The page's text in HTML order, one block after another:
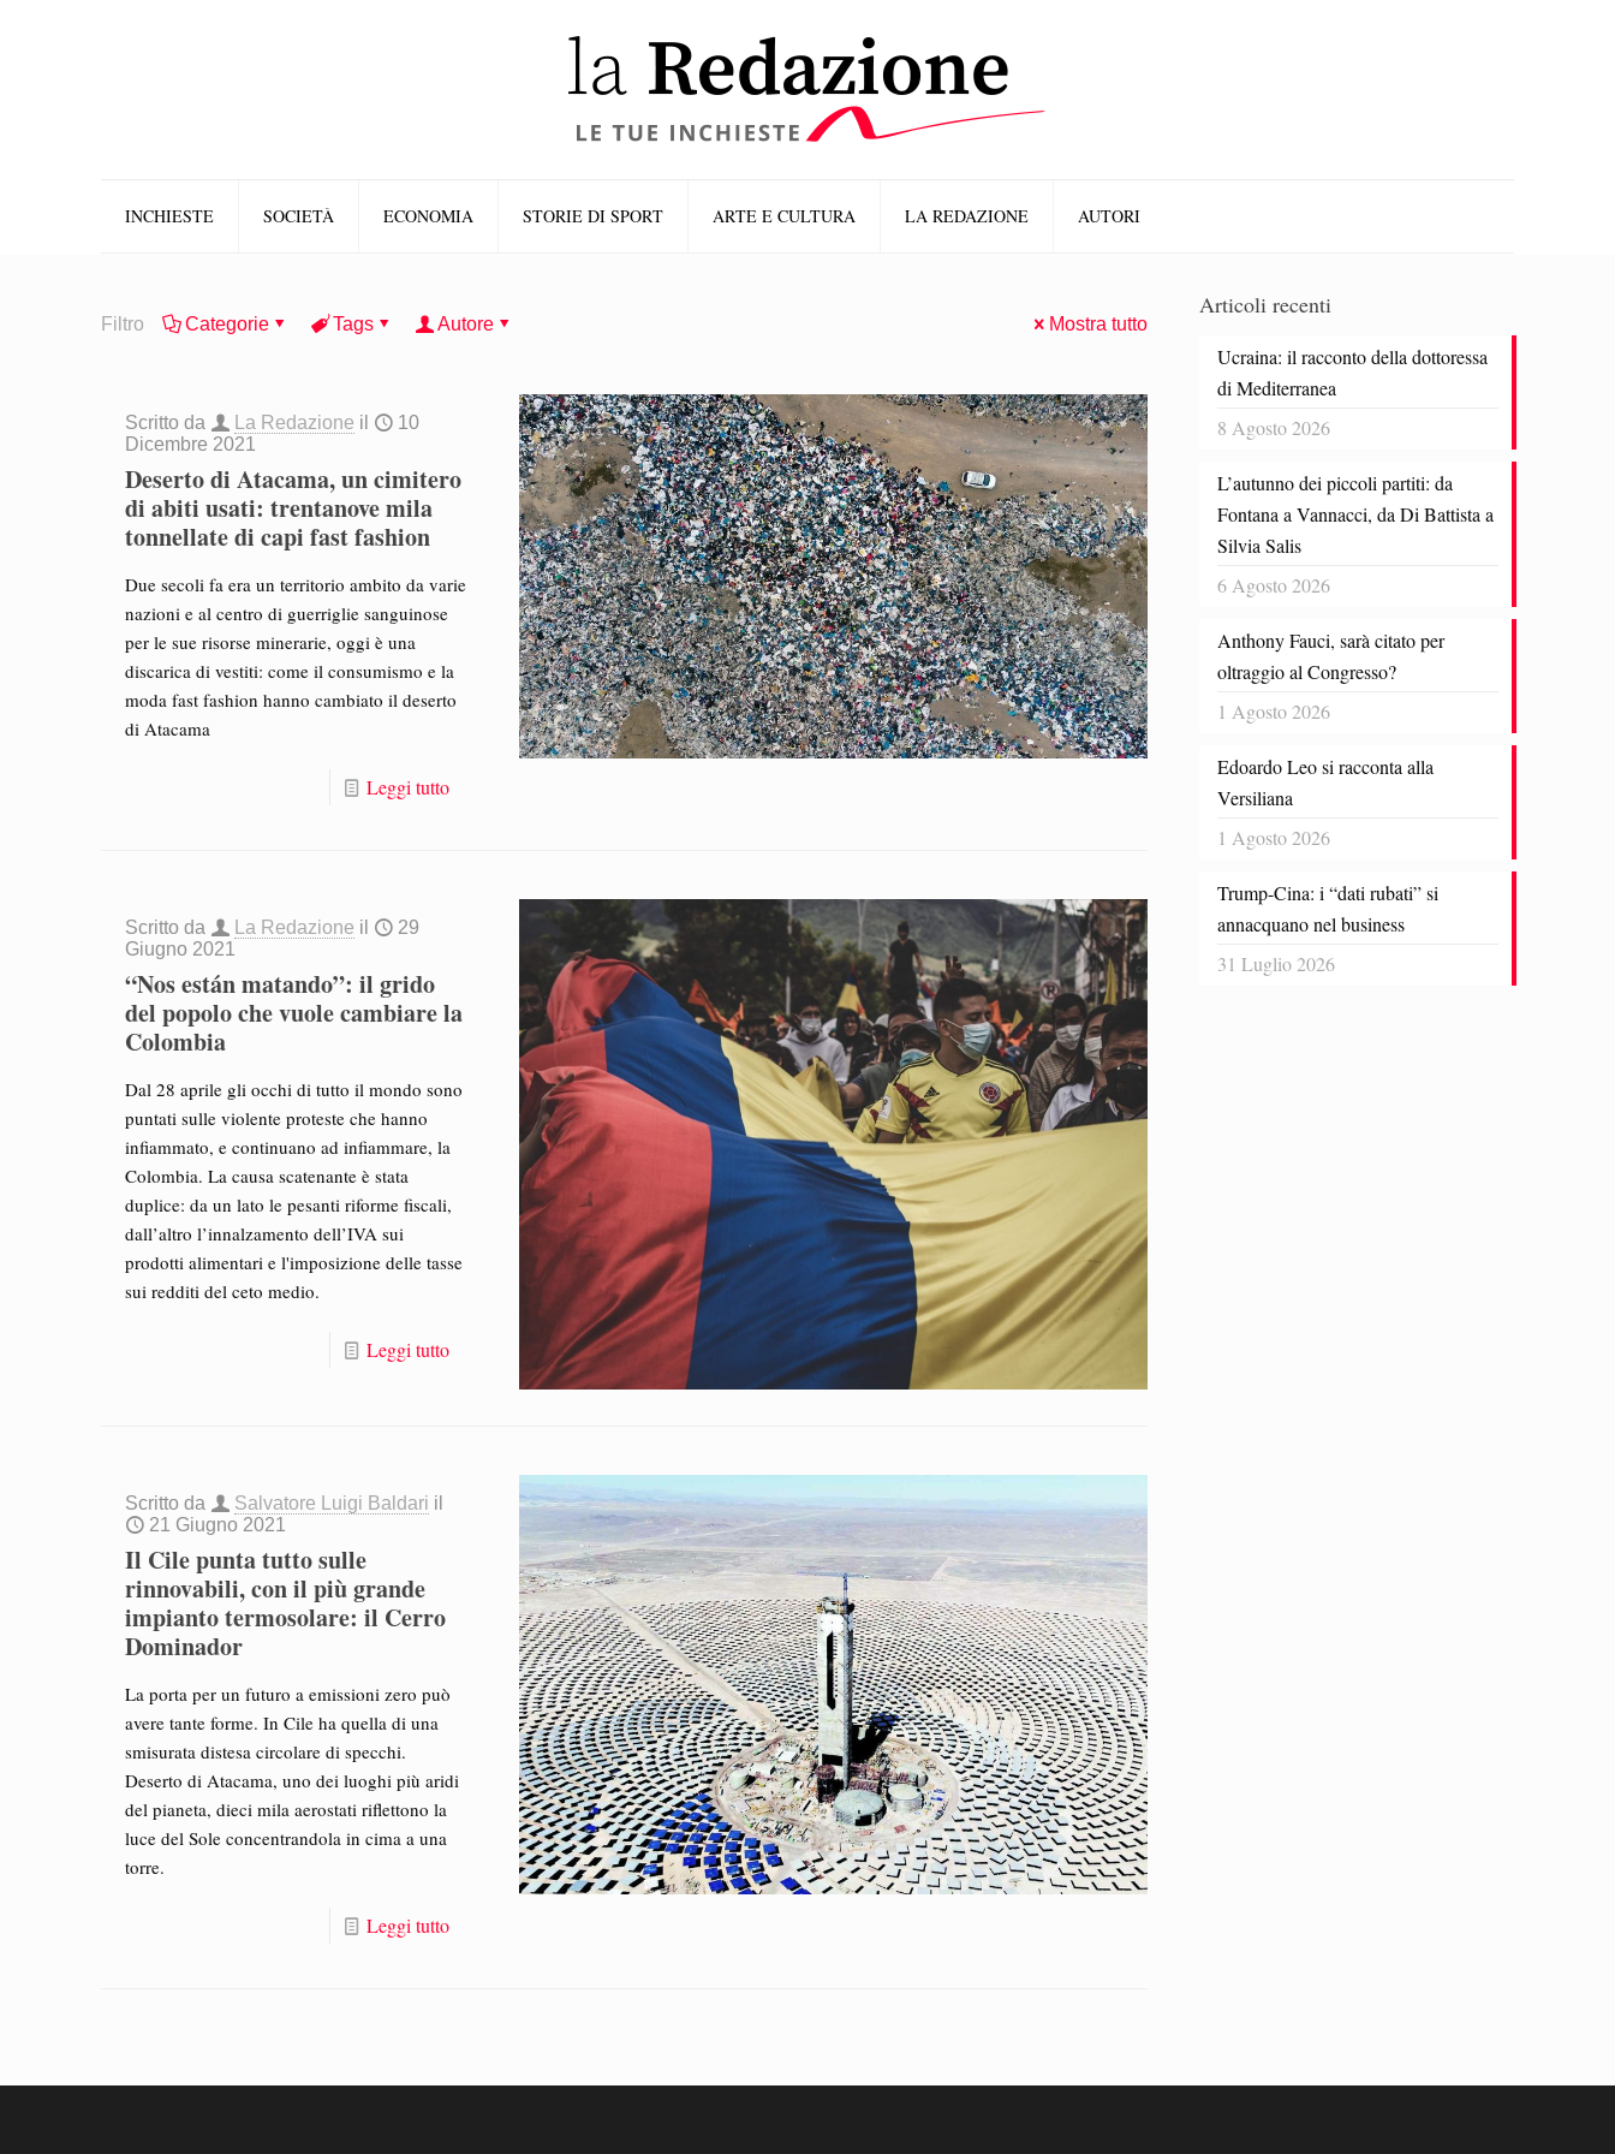
INCHIESTE SOCIETÀ ECONOMIA STORIE DI SPORT ARTE E CULTURA LA REDAZIONE AUTORI
Filtro Categorie Tags Autore Mostra tutto
Scritto da La Redazione il
10
Dicembre 2021
Deserto di Atacama, un cimitero
di abiti usati: trentanove mila
tonnellate di capi fast fashion
Due secoli fa era un territorio ambito da varie
nazioni e al centro di guerriglie sanguinose
per le sue risorse minerarie, oggi è una
discarica di vestiti: come il consumismo e la
moda fast fashion hanno cambiato il deserto
di Atacama
Leggi tutto
Scritto da La Redazione il
29
Giugno 2021
“Nos están matando”: il grido
del popolo che vuole cambiare la
Colombia
Dal 28 aprile gli occhi di tutto il mondo sono
puntati sulle violente proteste che hanno
infiammato, e continuano ad infiammare, la
Colombia. La causa scatenante è stata
duplice: da un lato le pesanti riforme fiscali,
dall’altro l’innalzamento dell’IVA sui
prodotti alimentari e l'imposizione delle tasse
sui redditi del ceto medio.
Leggi tutto
Scritto da Salvatore Luigi Baldari il
21 Giugno 2021
Il Cile punta tutto sulle
rinnovabili, con il più grande
impianto termosolare: il Cerro
Dominador
La porta per un futuro a emissioni zero può
avere tante forme. In Cile ha quella di una
smisurata distesa circolare di specchi.
Deserto di Atacama, uno dei luoghi più aridi
del pianeta, dieci mila aerostati riflettono la
luce del Sole concentrandola in cima a una
torre.
Leggi tutto
Articoli recenti
Ucraina: il racconto della dottoressa
di Mediterranea
8 Agosto 2026
L’autunno dei piccoli partiti: da
Fontana a Vannacci, da Di Battista a
Silvia Salis
6 Agosto 2026
Anthony Fauci, sarà citato per
oltraggio al Congresso?
1 Agosto 2026
Edoardo Leo si racconta alla
Versiliana
1 Agosto 2026
Trump-Cina: i “dati rubati” si
annacquano nel business
31 Luglio 2026